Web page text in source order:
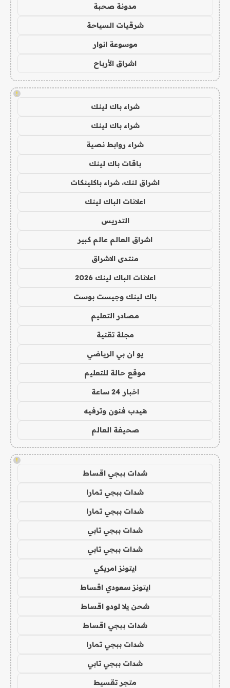
مدونة صحبة
شرقيات السياحة
موسوعة انوار
اشراق الأرباح
!
شراء باك لينك
شراء باك لينك
شراء روابط نصية
باقات باك لينك
اشراق لنك، شراء باكلينكات
اعلانات الباك لينك
التدريس
اشراق العالم عالم كبير
منتدى الاشراق
اعلانات الباك لينك 2026
باك لينك وجيست بوست
مصادر التعليم
مجلة تقنية
يو ان بي الرياضي
موقع حالة للتعليم
اخبار 24 ساعة
هيدب فنون وترفيه
صحيفة العالم
!
شدات ببجي اقساط
شدات ببجي تمارا
شدات ببجي تمارا
شدات ببجي تابي
شدات ببجي تابي
ايتونز امريكي
ايتونز سعودي اقساط
شحن يلا لودو اقساط
شدات ببجي اقساط
شدات ببجي تمارا
شدات ببجي تابي
متجر تقسيط